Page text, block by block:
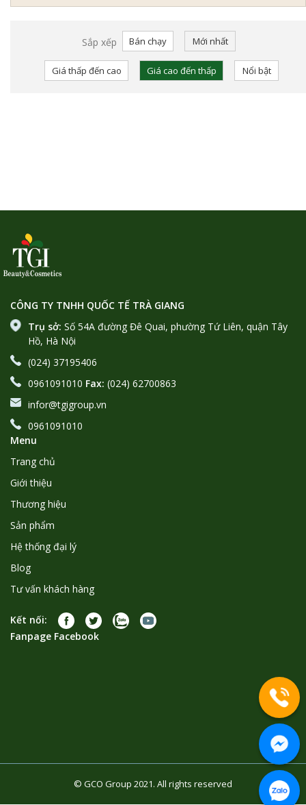
Sắp xếp Bán chạy Mới nhất
Giá thấp đến cao Giá cao đến thấp Nổi bật
CÔNG TY TNHH QUỐC TẾ TRÀ GIANG
Trụ sở: Số 54A đường Đê Quai, phường Tứ Liên, quận Tây
Hồ, Hà Nội
(024) 37195406
0961091010 Fax: (024) 62700863
infor@tgigroup.vn
0961091010
Menu
Trang chủ
Giới thiệu
Thương hiệu
Sản phẩm
Hệ thống đại lý
Blog
Tư vấn khách hàng
Kết nối:
Fanpage Facebook
© GCO Group 2021. All rights reserved